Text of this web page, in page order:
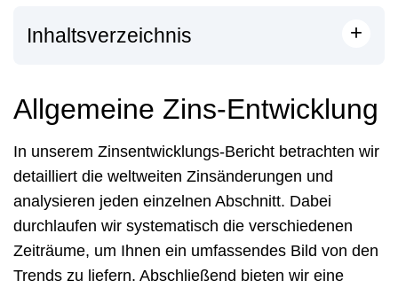
Inhaltsverzeichnis +
Allgemeine Zins-Entwicklung
In unserem Zinsentwicklungs-Bericht betrachten wir
detailliert die weltweiten Zinsänderungen und
analysieren jeden einzelnen Abschnitt. Dabei
durchlaufen wir systematisch die verschiedenen
Zeiträume, um Ihnen ein umfassendes Bild von den
Trends zu liefern. Abschließend bieten wir eine